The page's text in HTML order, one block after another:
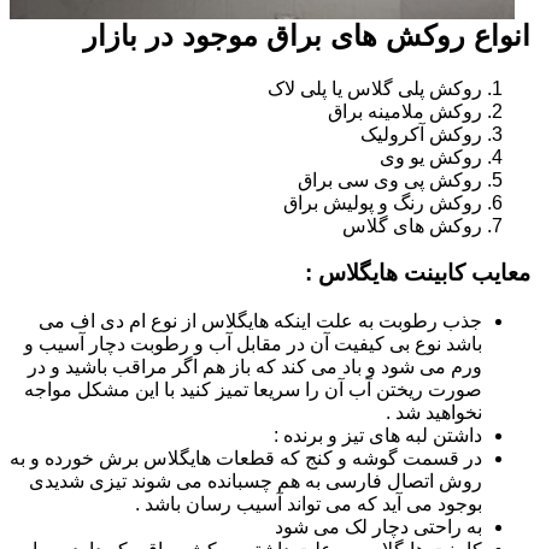
انواع روکش های براق موجود در بازار
روکش پلی گلاس یا پلی لاک
روکش ملامینه براق
روکش آکرولیک
روکش یو وی
روکش پی وی سی براق
روکش رنگ و پولیش براق
روکش های گلاس
معایب کابینت هایگلاس :
جذب رطوبت به علت اینکه هایگلاس از نوع ام دی اف می
باشد نوع بی کیفیت آن در مقابل آب و رطوبت دچار آسیب و
ورم می شود و باد می کند که باز هم اگر مراقب باشید و در
صورت ریختن آب آن را سریعا تمیز کنید با این مشکل مواجه
نخواهید شد .
داشتن لبه های تیز و برنده :
در قسمت گوشه و کنج که قطعات هایگلاس برش خورده و به
روش اتصال فارسی به هم چسبانده می شوند تیزی شدیدی
بوجود می آید که می تواند آسیب رسان باشد .
به راحتی دچار لک می شود